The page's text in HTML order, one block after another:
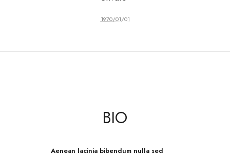
1970/01/01
BIO
Aenean lacinia bibendum nulla sed